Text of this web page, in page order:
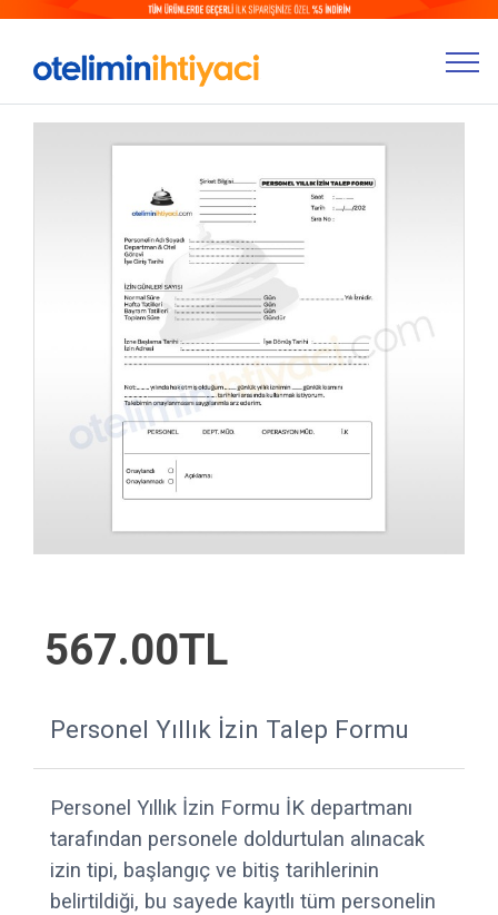
Personel Yıllık İzin Talep Formu
Personel Yıllık İzin Formu İK departmanı
tarafından personele doldurtulan alınacak
izin tipi, başlangıç ve bitiş tarihlerinin
belirtildiği, bu sayede kayıtlı tüm personelin
567.00TL